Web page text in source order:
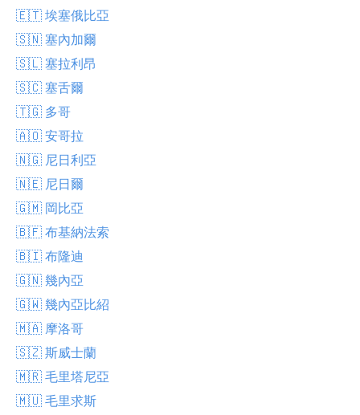
🇪🇹 埃塞俄比亞
🇸🇳 塞內加爾
🇸🇱 塞拉利昂
🇸🇨 塞舌爾
🇹🇬 多哥
🇦🇴 安哥拉
🇳🇬 尼日利亞
🇳🇪 尼日爾
🇬🇲 岡比亞
🇧🇫 布基納法索
🇧🇮 布隆迪
🇬🇳 幾內亞
🇬🇼 幾內亞比紹
🇲🇦 摩洛哥
🇸🇿 斯威士蘭
🇲🇷 毛里塔尼亞
🇲🇺 毛里求斯